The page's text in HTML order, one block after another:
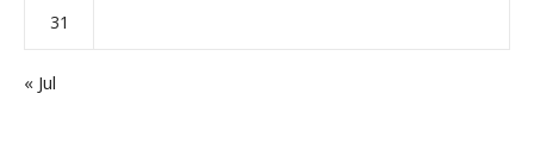
31
« Jul